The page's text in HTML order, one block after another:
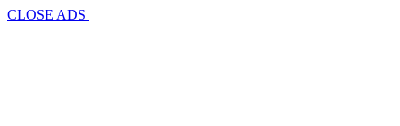
CLOSE ADS